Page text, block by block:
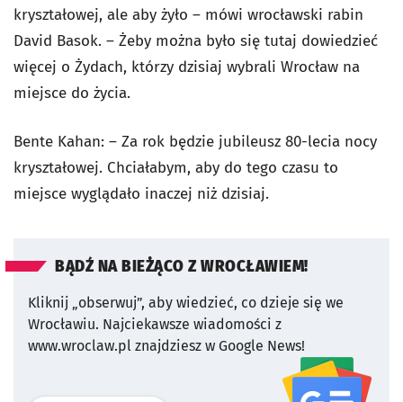
kryształowej, ale aby żyło – mówi wrocławski rabin
David Basok. – Żeby można było się tutaj dowiedzieć
więcej o Żydach, którzy dzisiaj wybrali Wrocław na
miejsce do życia.
Bente Kahan: – Za rok będzie jubileusz 80-lecia nocy
kryształowej. Chciałabym, aby do tego czasu to
miejsce wyglądało inaczej niż dzisiaj.
BĄDŹ NA BIEŻĄCO Z WROCŁAWIEM!
Kliknij „obserwuj”, aby wiedzieć, co dzieje się we
Wrocławiu. Najciekawsze wiadomości z
www.wroclaw.pl znajdziesz w Google News!